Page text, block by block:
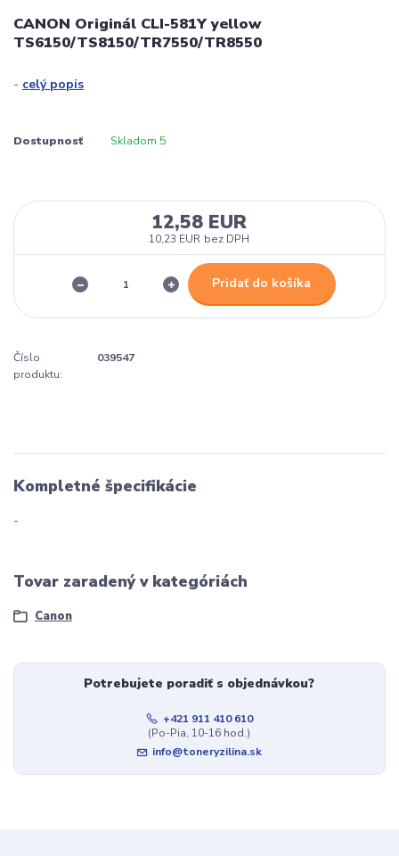
CANON Originál CLI-581Y yellow
TS6150/TS8150/TR7550/TR8550
- celý popis
Dostupnosť Skladom 5
12,58 EUR
10,23 EUR bez DPH
Pridať do košíka
Číslo
produktu:
039547
Kompletné špecifikácie
-
Tovar zaradený v kategóriách
Canon
Potrebujete poradiť s objednávkou?
+421 911 410 610
(Po-Pia, 10-16 hod.)
info@toneryzilina.sk